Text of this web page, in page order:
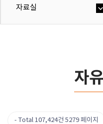
자료실
자
Total 107,424건 5279 페이지